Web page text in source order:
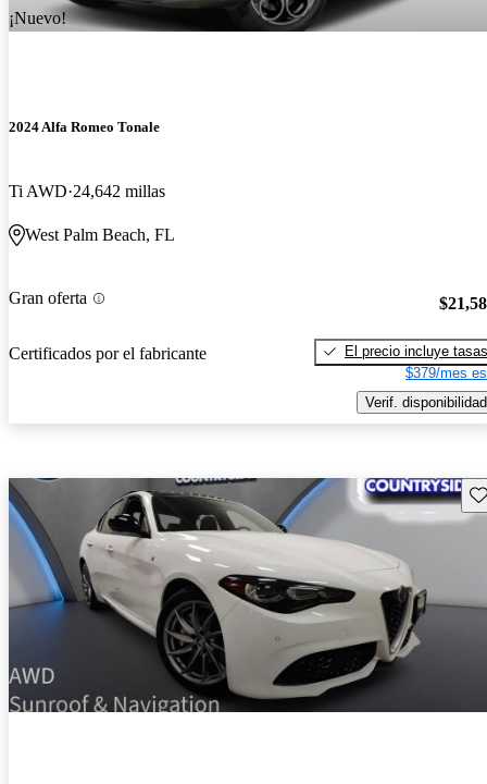
¡Nuevo!
2024 Alfa Romeo Tonale
Ti AWD 24,642 millas
West Palm Beach, FL
Gran oferta
Certificados por el fabricante
El precio incluye tasas
$379/mes
Verif. disponibilidad